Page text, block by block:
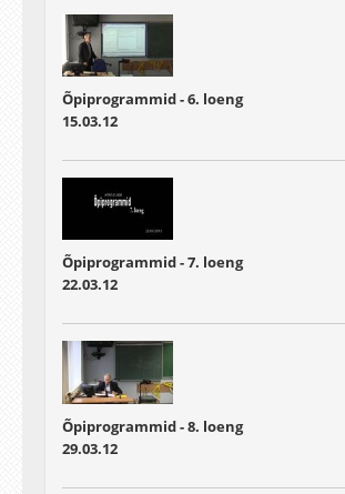
Õpiprogrammid - 6. loeng
15.03.12
Õpiprogrammid - 7. loeng
22.03.12
Õpiprogrammid - 8. loeng
29.03.12